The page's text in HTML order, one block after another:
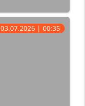
03.07.2026 | 00:35